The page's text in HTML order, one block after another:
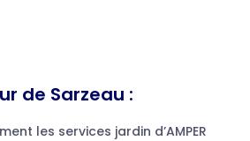
de Sarzeau :
les services jardin d’AMPER